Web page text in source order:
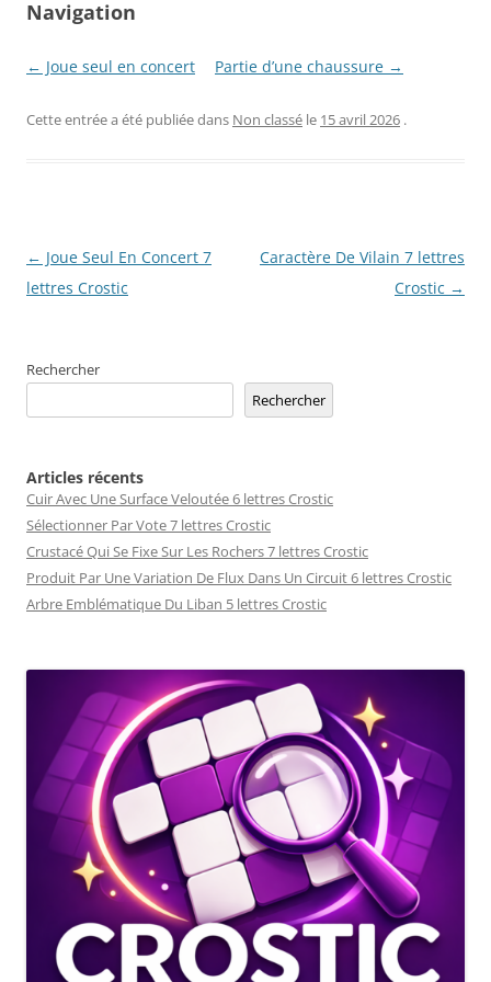
Navigation
← Joue seul en concert Partie d’une chaussure →
Cette entrée a été publiée dans Non classé le 15 avril 2026 .
Navigation
des
← Joue Seul En Concert 7
lettres Crostic
Caractère De Vilain 7 lettres
Crostic →
Rechercher
Rechercher
Articles récents
Cuir Avec Une Surface Veloutée 6 lettres Crostic
Sélectionner Par Vote 7 lettres Crostic
Crustacé Qui Se Fixe Sur Les Rochers 7 lettres Crostic
Produit Par Une Variation De Flux Dans Un Circuit 6 lettres Crostic
Arbre Emblématique Du Liban 5 lettres Crostic